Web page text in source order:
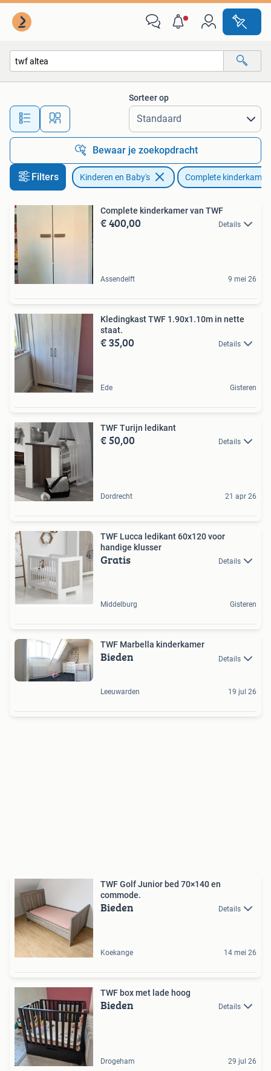
Alle afstanden…
Sorteer op
Bewaar je zoekopdracht
Filters Kinderen en Baby's Complete
Complete kinderkamer van TWF
€ 400,00 Details
Assendelft 9 mei 26
Kledingkast TWF 1.90x1.10m in nette
staat.
€ 35,00 Details
Ede Gisteren
TWF Turijn ledikant
€ 50,00 Details
Dordrecht 21 apr 26
TWF Lucca ledikant 60x120 voor
handige klusser
Gratis Details
Middelburg Gisteren
TWF Marbella kinderkamer
Bieden Details
Leeuwarden 19 jul 26
TWF Golf Junior bed 70×140 en
commode.
Bieden Details
Koekange 14 mei 26
TWF box met lade hoog
Bieden Details
Drogeham 29 jul 26